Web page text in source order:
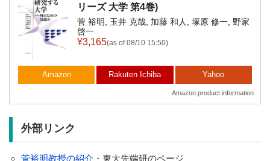
リーズ 大学 第4巻)
菅 裕明, 玉井 克哉, 加藤 和人, 塚原 修一, 野家
啓一
¥3,165(as of 08/10 15:50)
Amazon Rakuten Ichiba Yahoo
Amazon product information
外部リンク
菅裕明教授の紹介 ・東大先端研のページ